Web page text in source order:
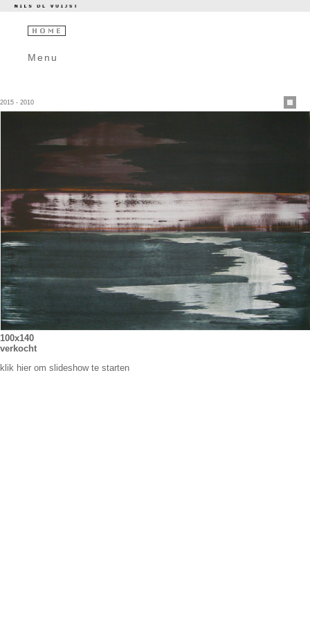
Menu
2015 - 2010
100x140
verkocht
klik hier om slideshow te starten